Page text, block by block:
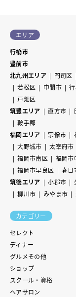
エリア
行橋市
豊前市
北九州エリア
門司区
若松区
中間市
戸畑区
筑豊エリア
直方市
鞍手郡
福岡エリア
宗像市
大野城市
太宰府市
福岡市南区
福岡市
福岡市早良区
春日
筑後エリア
小郡市
柳川市
みやま市
カテゴリー
セレクト
ディナー
グルメその他
ショップ
スクール・資格
ヘアサロン